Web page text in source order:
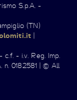
S.p.A. -
(TN)
|
- i.v. Reg. Imp.
n. 0182581 | © All